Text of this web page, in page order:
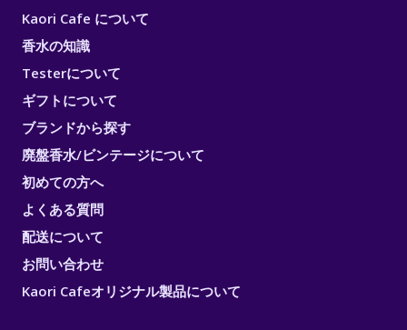
Kaori Cafe について
香水の知識
Testerについて
ギフトについて
ブランドから探す
廃盤香水/ビンテージについて
初めての方へ
よくある質問
配送について
お問い合わせ
Kaori Cafeオリジナル製品について